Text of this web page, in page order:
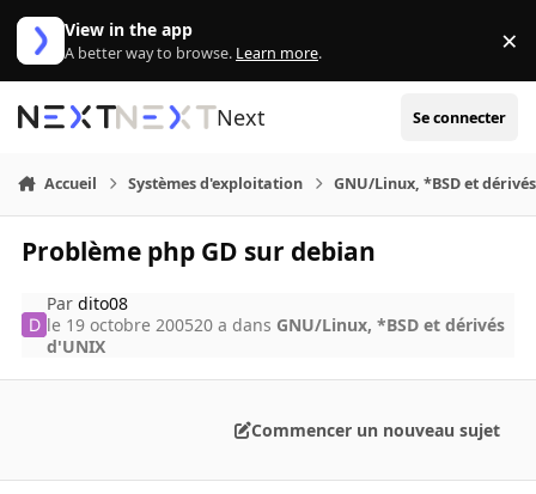
Aller au contenu
View in the app
A better way to browse. Learn more. ×
Next Se connecter
Accueil Systèmes d'exploitation GNU/Linux, *BSD et
Problème php GD sur debian
Pardito08
le 19 octobre 200520 a dans GNU/Linux, *BSD et dérivés
d'UNIX
Commencer un nouveau sujet